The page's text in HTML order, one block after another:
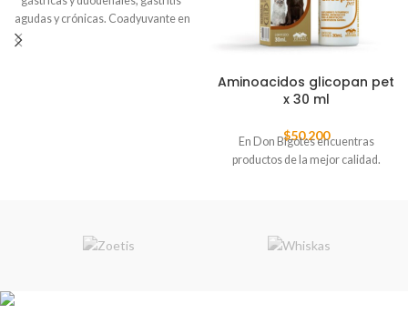
agudas y crónicas. Coadyuvante en
Aminoacidos glicopan pet
x 30 ml
$50.200
En Don Bigotes encuentras
productos de la mejor calidad.